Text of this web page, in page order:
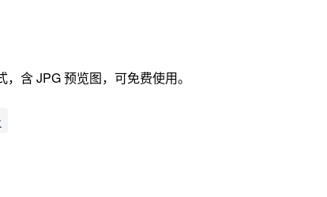
含 JPG 预览图，可免费使用。